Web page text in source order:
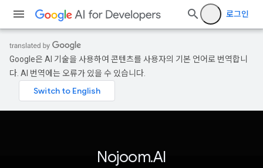
로그인
Google은 AI 기술을 사용하여 콘텐츠를 사용자의 기본 언어로 번역합니
다. AI 번역에는 오류가 있을 수 있습니다.
Nojoom.AI